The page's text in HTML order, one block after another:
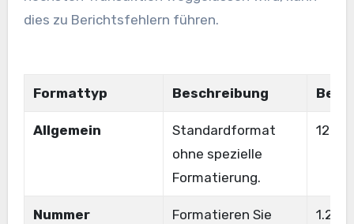
dies zu Berichtsfehlern führen.
Formattyp Beschreibung
Allgemein
Standardformat
ohne spezielle
Formatierung.
1234
Nummer
Formatieren Sie